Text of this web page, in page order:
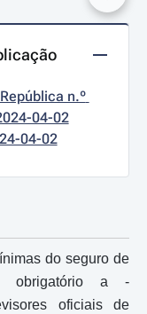
n.º
04-02
04-02
do seguro de
obrigatório a
oficiais de